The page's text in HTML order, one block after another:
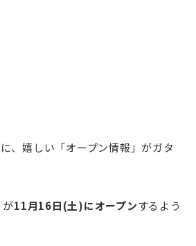
に、嬉しい「オープン情報」がガタ
が11月16日(土)にオープンするよう